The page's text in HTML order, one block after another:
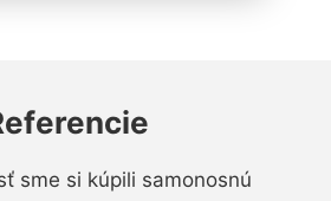
sme si kúpili samonosnú